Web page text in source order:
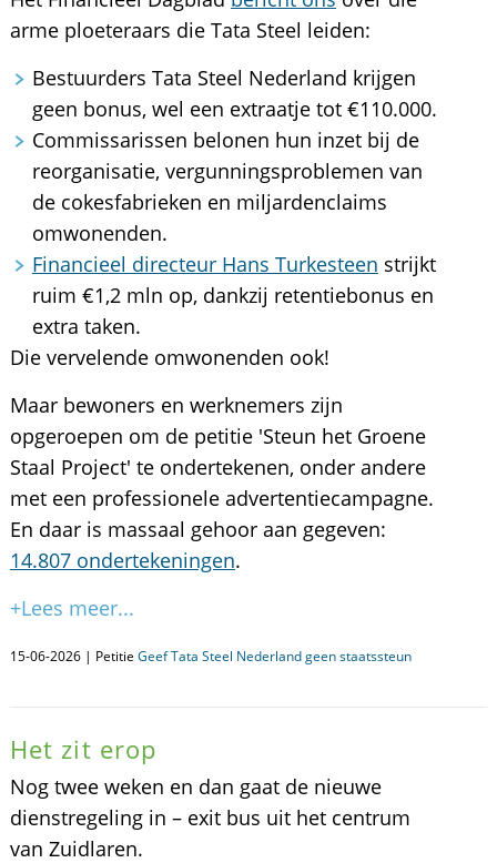
arme ploeteraars die Tata Steel leiden:
Bestuurders Tata Steel Nederland krijgen
geen bonus, wel een extraatje tot €110.000.
Commissarissen belonen hun inzet bij de
reorganisatie, vergunningsproblemen van
de cokesfabrieken en miljardenclaims
omwonenden.
Financieel directeur Hans Turkesteen strijkt
ruim €1,2 mln op, dankzij retentiebonus en
extra taken.
Die vervelende omwonenden ook!
Maar bewoners en werknemers zijn
opgeroepen om de petitie 'Steun het Groene
Staal Project' te ondertekenen, onder andere
met een professionele advertentiecampagne.
En daar is massaal gehoor aan gegeven:
14.807 ondertekeningen.
+Lees meer...
15-06-2026 | Petitie Geef Tata Steel Nederland geen staatssteun
Het zit erop
Nog twee weken en dan gaat de nieuwe
dienstregeling in – exit bus uit het centrum
van Zuidlaren.